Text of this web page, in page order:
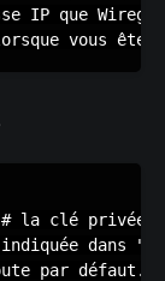
IP que
vous êtes
# la clé privée
dans
par défaut.